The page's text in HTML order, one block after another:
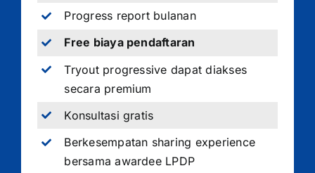
Progress report bulanan
Free biaya pendaftaran
Tryout progressive dapat diakses
secara premium
Konsultasi gratis
Berkesempatan sharing experience
bersama awardee LPDP